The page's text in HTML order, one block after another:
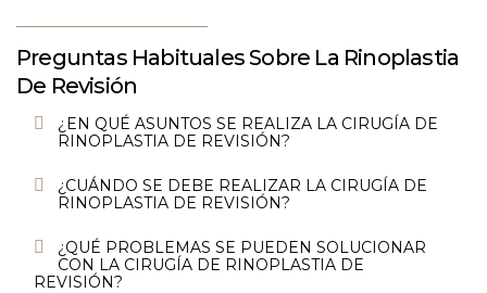
Preguntas Habituales Sobre La Rinoplastia
De Revisión
¿EN QUÉ ASUNTOS SE REALIZA LA CIRUGÍA DE
RINOPLASTIA DE REVISIÓN?
¿CUÁNDO SE DEBE REALIZAR LA CIRUGÍA DE
RINOPLASTIA DE REVISIÓN?
¿QUÉ PROBLEMAS SE PUEDEN SOLUCIONAR
CON LA CIRUGÍA DE RINOPLASTIA DE
REVISIÓN?